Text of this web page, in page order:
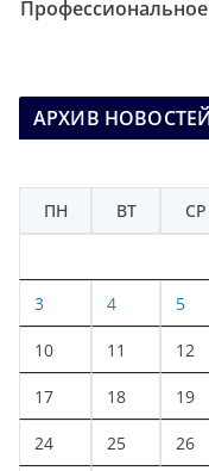
АРХИВ
ПН
ВТ СР
3 4 5
10 11 12
17 18 19
24 25 26